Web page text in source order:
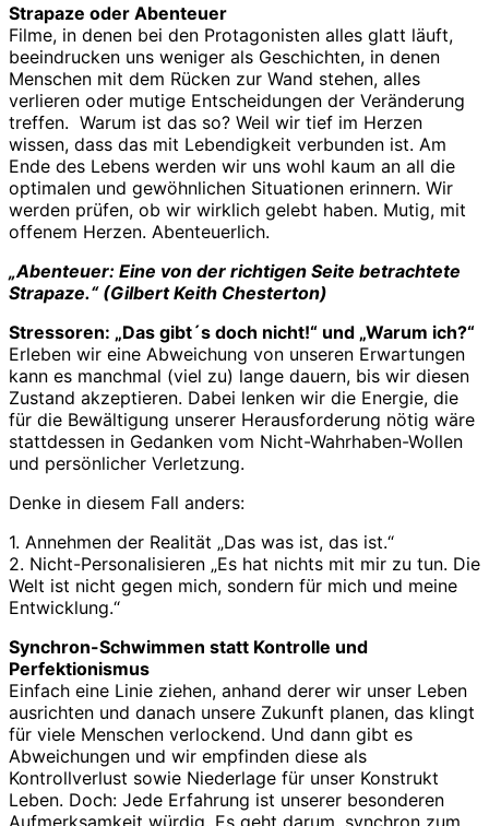
Strapaze oder Abenteuer
Filme, in denen bei den Protagonisten alles glatt läuft,
beeindrucken uns weniger als Geschichten, in denen
Menschen mit dem Rücken zur Wand stehen, alles
verlieren oder mutige Entscheidungen der Veränderung
treffen. Warum ist das so? Weil wir tief im Herzen
wissen, dass das mit Lebendigkeit verbunden ist. Am
Ende des Lebens werden wir uns wohl kaum an all die
optimalen und gewöhnlichen Situationen erinnern. Wir
werden prüfen, ob wir wirklich gelebt haben. Mutig, mit
offenem Herzen. Abenteuerlich.
„Abenteuer: Eine von der richtigen Seite betrachtete
Strapaze.“ (Gilbert Keith Chesterton)
Stressoren: „Das gibt´s doch nicht!“ und „Warum ich?“
Erleben wir eine Abweichung von unseren Erwartungen
kann es manchmal (viel zu) lange dauern, bis wir diesen
Zustand akzeptieren. Dabei lenken wir die Energie, die
für die Bewältigung unserer Herausforderung nötig wäre
stattdessen in Gedanken vom Nicht-Wahrhaben-Wollen
und persönlicher Verletzung.
Denke in diesem Fall anders:
1. Annehmen der Realität „Das was ist, das ist.“
2. Nicht-Personalisieren „Es hat nichts mit mir zu tun. Die
Welt ist nicht gegen mich, sondern für mich und meine
Entwicklung.“
Synchron-Schwimmen statt Kontrolle und
Perfektionismus
Einfach eine Linie ziehen, anhand derer wir unser Leben
ausrichten und danach unsere Zukunft planen, das klingt
für viele Menschen verlockend. Und dann gibt es
Abweichungen und wir empfinden diese als
Kontrollverlust sowie Niederlage für unser Konstrukt
Leben. Doch: Jede Erfahrung ist unserer besonderen
Aufmerksamkeit würdig. Es geht darum, synchron zum